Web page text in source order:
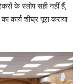
के स्लोप सही नहीं हैं,
कार्य शीघ्र पूरा कराया